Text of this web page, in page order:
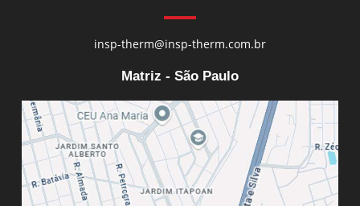
insp-therm@insp-therm.com.br
Matriz - São Paulo